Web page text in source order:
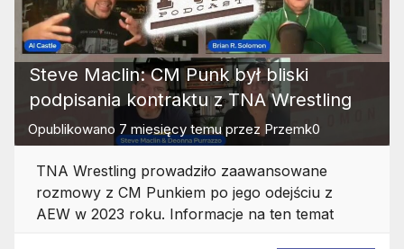
Steve Maclin: CM Punk był bliski
podpisania kontraktu z TNA Wrestling
Opublikowano 7 miesięcy temuprzez Przemk0
TNA Wrestling prowadziło zaawansowane
rozmowy z CM Punkiem po jego odejściu z
AEW w 2023 roku. Informacje na ten temat